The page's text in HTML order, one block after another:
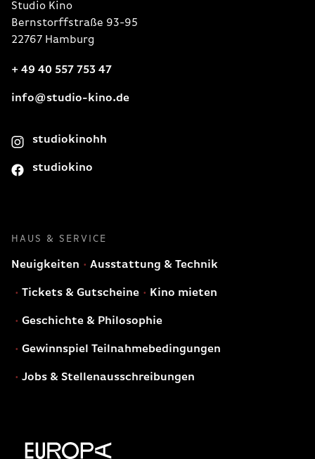
Studio Kino
Bernstorffstraße 93-95
22767 Hamburg
+ 49 40 557 753 47
info@studio-kino.de
studiokinohh
studiokino
HAUS & SERVICE
Neuigkeiten Ausstattung & Technik
Tickets & Gutscheine Kino mieten
Geschichte & Philosophie
Gewinnspiel Teilnahmebedingungen
Jobs & Stellenausschreibungen